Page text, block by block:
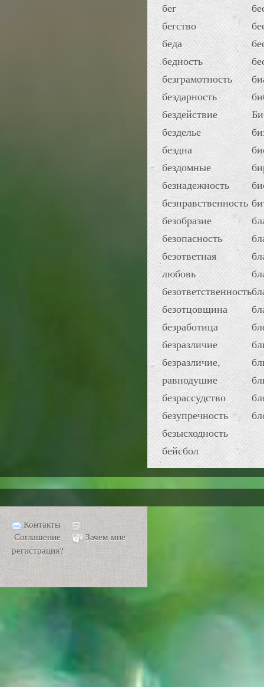
бег
бегство
беда
бедность
безграмотность
бездарность
бездействие
безделье
бездна
бездомные
безнадежность
безнравственность
безобразие
безопасность
безответная
любовь
безответственность
безотцовщина
безработица
безразличие
безразличие,
равнодушие
безрассудство
безупречность
безысходность
бейсбол
Контакты
Соглашение
Зачем мне
регистрация?